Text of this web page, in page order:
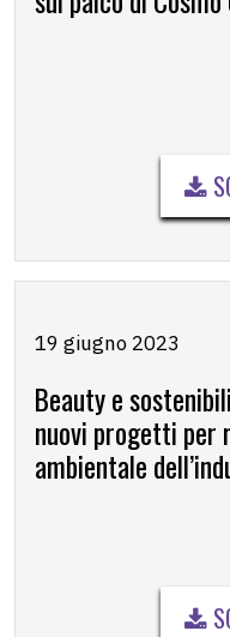
19 giugno 2023
Beauty e
nuovi progetti per
ambientale